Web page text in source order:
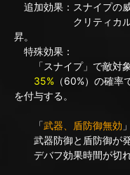
追加効果：スナイプの
クリティカル発
昇。
特殊効果：
「スナイプ」で敵対象
35% （60%）の確率
を付与する。
「武器、盾防御無効 」
武器防御と盾防御が発
デバフ効果時間が切れ